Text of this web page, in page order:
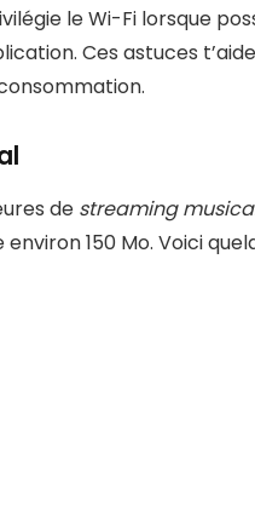
le Wi-Fi lorsque
Ces astuces
de streaming
150 Mo. Voici